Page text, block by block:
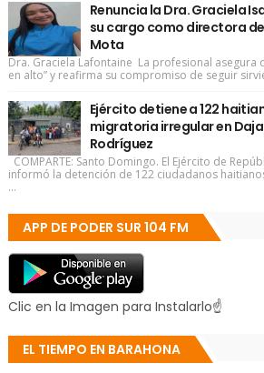
Renuncia la Dra. Graciela
su cargo como directora
Mota
Dra. Graciela Lafontaine La profesional asegura
en alto” y reafirma su compromiso de seguir
Ejército detiene a 122
migratoria irregular en
Rodríguez
COMPARTE: Santo Domingo. El Ejército de
informó la detención de 122 ciudadanos
...
APP DE PODER SUR 104 FM
Clic en la Imagen para Instalarlo☝
EL TIEMPO EN BARAHONA